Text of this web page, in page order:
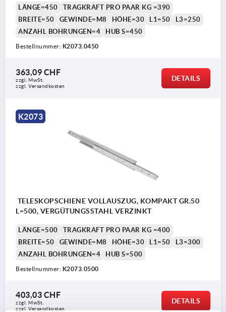
LÄNGE=450
TRAGKRAFT PRO PAAR KG =390
BREITE=50
GEWINDE=M8 HÖHE=30 L1=50
L3=250
ANZAHL BOHRUNGEN=4
HUB S=450
Bestellnummer: K2073.0450
363,09 CHF
zzgl. MwSt.
zzgl. Versandkosten
DETAILS
K2073
TELESKOPSCHIENE VOLLAUSZUG, KOMPAKT GR.50
L=500, VERGÜTUNGSSTAHL VERZINKT
LÄNGE=500
TRAGKRAFT PRO PAAR KG =400
BREITE=50
GEWINDE=M8 HÖHE=30 L1=50
L3=300
ANZAHL BOHRUNGEN=4
HUB S=500
Bestellnummer: K2073.0500
403,03 CHF
zzgl. MwSt.
zzgl. Versandkosten
DETAILS